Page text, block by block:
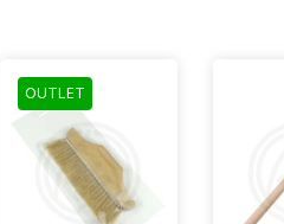
OUTLET